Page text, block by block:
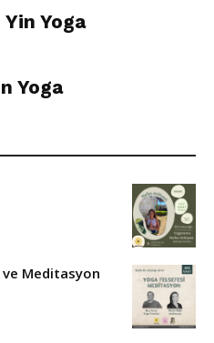
Yoga
Yoga
Meditasyon